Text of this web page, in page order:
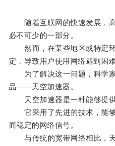
随着互联网的快速发展，高
必不可少的一部分。
然而，在某些地区或特定环
定，导致用户使用网络遇到困难
为了解决这一问题，科学家
品——天空加速器。
天空加速器是一种能够提供
它采用了先进的技术，能够
而稳定的网络信号。
与传统的宽带网络相比，天